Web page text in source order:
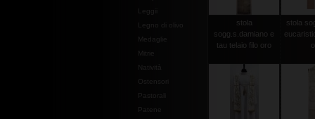
Leggii
Legno di olivo
Medaglie
Mitrie
Natività
Ostensori
Pastorali
Patene
stola
sogg.s.damiano e
tau telaio filo oro
stola